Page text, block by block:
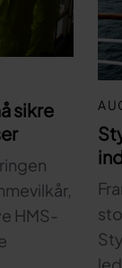
sikre
HMS-